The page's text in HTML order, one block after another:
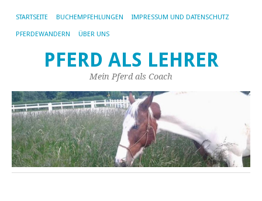
STARTSEITE BUCHEMPFEHLUNGEN IMPRESSUM UND DATENSCHUTZ
PFERDEWANDERN ÜBER UNS
PFERD ALS LEHRER
Mein Pferd als Coach